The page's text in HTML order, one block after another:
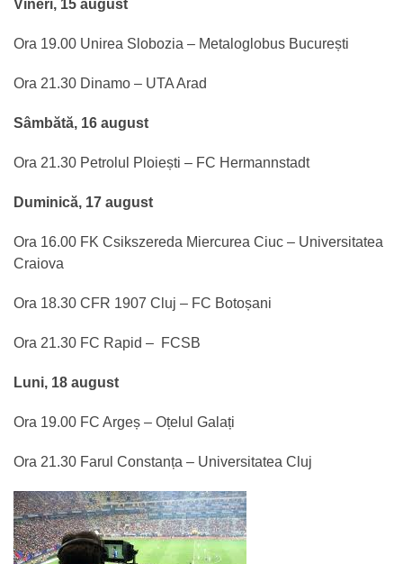
Vineri, 15 august
Ora 19.00 Unirea Slobozia – Metaloglobus București
Ora 21.30 Dinamo – UTA Arad
Sâmbătă, 16 august
Ora 21.30 Petrolul Ploiești – FC Hermannstadt
Duminică, 17 august
Ora 16.00 FK Csikszereda Miercurea Ciuc – Universitatea
Craiova
Ora 18.30 CFR 1907 Cluj – FC Botoșani
Ora 21.30 FC Rapid – FCSB
Luni, 18 august
Ora 19.00 FC Argeș – Oțelul Galați
Ora 21.30 Farul Constanța – Universitatea Cluj